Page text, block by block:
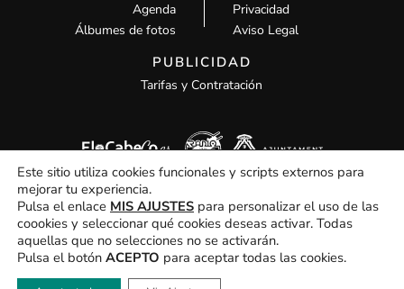
Agenda
Álbumes de fotos
Privacidad
Aviso Legal
PUBLICIDAD
Tarifas y Contratación
Todos los derechos © 2026 MCM Pinoso | Funciona gracias a
Pinoso
Este sitio utiliza cookies funcionales y scripts externos para
mejorar tu experiencia.
Pulsa el enlace MIS AJUSTES para personalizar el uso de las
coookies y seleccionar qué cookies deseas activar. Todas
aquellas que no selecciones no se activarán.
Pulsa el botón ACEPTO para aceptar todas las cookies.
Hola, ¿En que podemos ayudarte?